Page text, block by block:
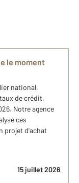
le moment
national,
de crédit,
Notre agence
ces
projet d'achat
15 juillet 2026